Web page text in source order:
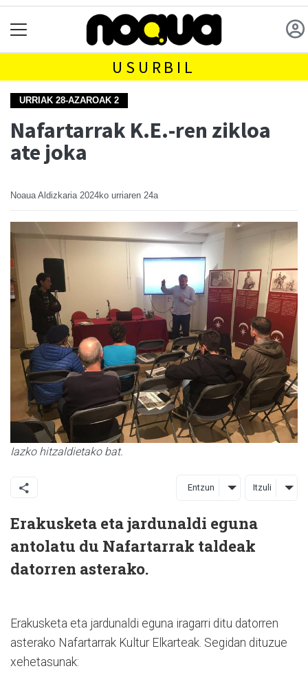
USURBIL
URRIAK 28-AZAROAK 2
Nafartarrak K.E.-ren zikloa
ate joka
Noaua Aldizkaria 2024ko urriaren 24a
Iazko hitzaldietako bat.
Entzun Itzuli
Erakusketa eta jardunaldi eguna
antolatu du Nafartarrak taldeak
datorren asterako.
Erakusketa eta jardunaldi eguna iragarri ditu datorren
asterako Nafartarrak Kultur Elkarteak. Segidan dituzue
xehetasunak: